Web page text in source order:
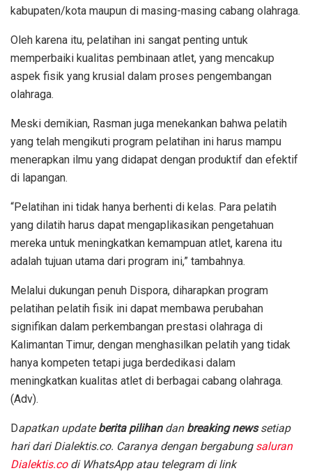
kabupaten/kota maupun di masing-masing cabang olahraga.
Oleh karena itu, pelatihan ini sangat penting untuk
memperbaiki kualitas pembinaan atlet, yang mencakup
aspek fisik yang krusial dalam proses pengembangan
olahraga.
Meski demikian, Rasman juga menekankan bahwa pelatih
yang telah mengikuti program pelatihan ini harus mampu
menerapkan ilmu yang didapat dengan produktif dan efektif
di lapangan.
“Pelatihan ini tidak hanya berhenti di kelas. Para pelatih
yang dilatih harus dapat mengaplikasikan pengetahuan
mereka untuk meningkatkan kemampuan atlet, karena itu
adalah tujuan utama dari program ini,” tambahnya.
Melalui dukungan penuh Dispora, diharapkan program
pelatihan pelatih fisik ini dapat membawa perubahan
signifikan dalam perkembangan prestasi olahraga di
Kalimantan Timur, dengan menghasilkan pelatih yang tidak
hanya kompeten tetapi juga berdedikasi dalam
meningkatkan kualitas atlet di berbagai cabang olahraga.
(Adv).
Dapatkan updateberita pilihan dan breaking newssetiap
hari dari Dialektis.co. Caranya dengan bergabung saluran
Dialektis.co di WhatsApp atau telegram di link